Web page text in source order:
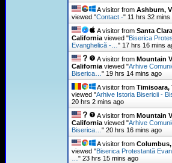
A visitor from Ashburn,
viewed "Contact -" 11 hrs 32 mins
A visitor from Santa
Californiaviewed "Biserica
Evanghelică -… " 17 hrs 16 mins
A visitor from Mountain
Californiaviewed "Arhive
Biserica… " 19 hrs 14 mins ago
A visitor from Timisoara,
viewed "Arhive Istoria Bisericii -
20 hrs 2 mins ago
A visitor from Mountain
Californiaviewed "Arhive
Biserica… " 20 hrs 16 mins ago
A visitor from
viewed "Biserica Protestantă
" 23 hrs 15 mins ago